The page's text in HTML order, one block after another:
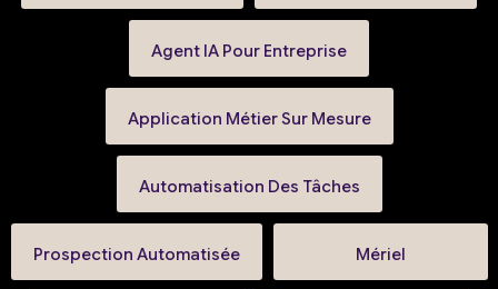
Agent IA Pour Entreprise
Application Métier Sur Mesure
Automatisation Des Tâches
Prospection Automatisée Mériel